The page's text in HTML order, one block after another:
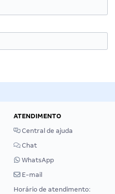
ATENDIMENTO
Central de ajuda
Chat
WhatsApp
E-mail
Horário de atendimento: